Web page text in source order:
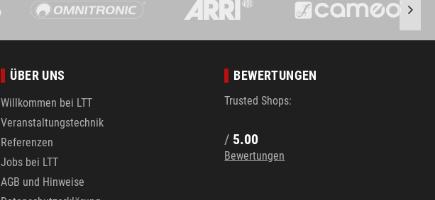
ÜBER UNS
Willkommen bei LTT
Veranstaltungstechnik
Referenzen
Jobs bei LTT
AGB und Hinweise
BEWERTUNGEN
Trusted Shops:
/ 5.00
Bewertungen